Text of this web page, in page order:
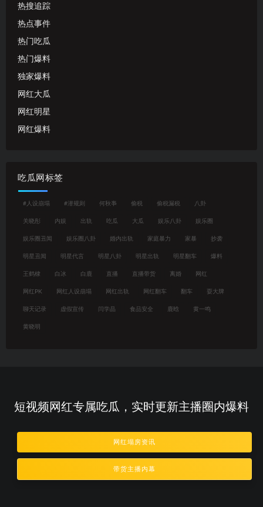
热搜追踪
热点事件
热门吃瓜
热门爆料
独家爆料
网红大瓜
网红明星
网红爆料
吃瓜网标签
#人设崩塌 #潜规则 何秋亊 偷税 偷税漏税 八卦
关晓彤 内娱 出轨 吃瓜 大瓜 娱乐八卦 娱乐圈
娱乐圈丑闻 娱乐圈八卦 婚内出轨 家庭暴力 家暴 抄袭
明星丑闻 明星代言 明星八卦 明星出轨 明星翻车 爆料
王鹤棣 白冰 白鹿 直播 直播带货 离婚 网红
网红PK 网红人设崩塌 网红出轨 网红翻车 翻车 耍大牌
聊天记录 虚假宣传 闫学晶 食品安全 鹿晗 黄一鸣
黄晓明
短视频网红专属吃瓜，实时更新主播圈内爆料
网红塌房资讯
带货主播内幕